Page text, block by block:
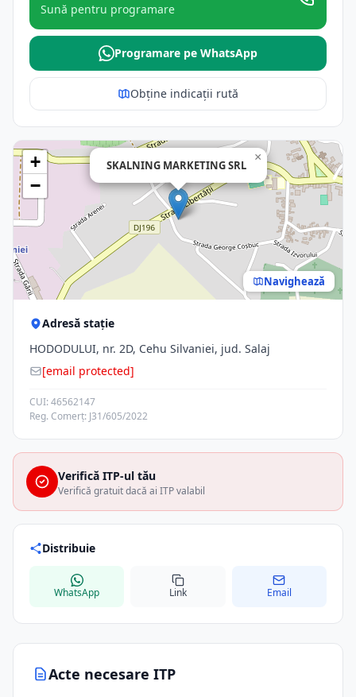
Acte necesare ITP
Sună pentru programare
Programare pe WhatsApp
Obține indicații rută
SKALNING MARKETING SRL
×
+
−
Navighează
Adresă stație
HODODULUI, nr. 2D, Cehu Silvaniei, jud. Salaj
[email protected]
CUI: 46562147
Reg. Comerț: J31/605/2022
Verifică ITP-ul tău
Verifică gratuit dacă ai ITP valabil
Distribuie
WhatsApp Link Email